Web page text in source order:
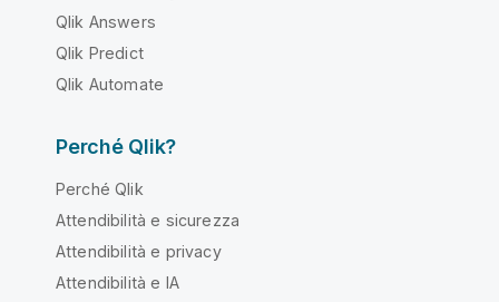
Qlik Answers
Qlik Predict
Qlik Automate
Perché Qlik?
Perché Qlik
Attendibilità e sicurezza
Attendibilità e privacy
Attendibilità e IA